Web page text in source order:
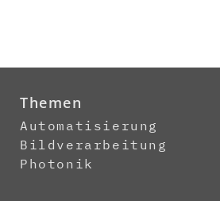
Themen
Automatisierung
Bildverarbeitung
Photonik